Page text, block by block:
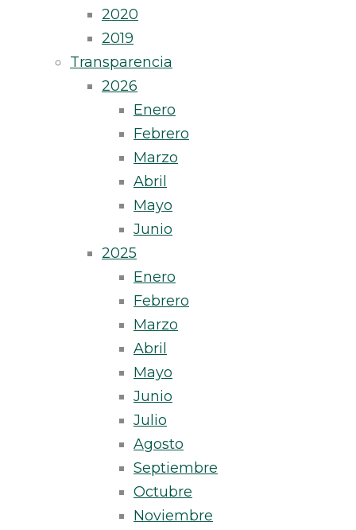
2020
2019
Transparencia
2026
Enero
Febrero
Marzo
Abril
Mayo
Junio
2025
Enero
Febrero
Marzo
Abril
Mayo
Junio
Julio
Agosto
Septiembre
Octubre
Noviembre